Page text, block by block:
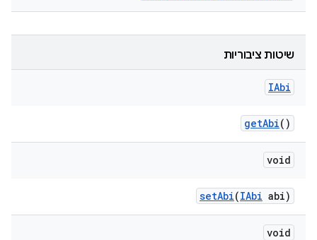
שיטות ציבוריות
IAbi
getAbi()
void
setAbi(IAbi abi)
void